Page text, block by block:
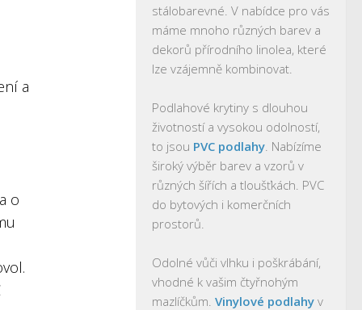
a
o
stálobarevné. V nabídce pro vás
máme mnoho různých barev a
dekorů přírodního linolea, které
lze vzájemně kombinovat.
Podlahové krytiny s dlouhou
životností a vysokou odolností,
to jsou PVC podlahy. Nabízíme
široký výběr barev a vzorů v
různých šířích a tloušťkách. PVC
do bytových i komerčních
prostorů.
Odolné vůči vlhku i poškrábání,
vhodné k vašim čtyřnohým
mazlíčkům. Vinylové podlahy v